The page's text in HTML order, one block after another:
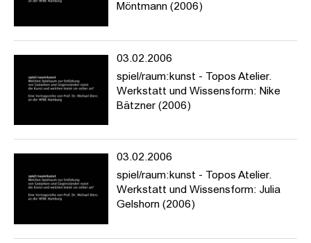
Möntmann (2006)
03.02.2006
spiel/raum:kunst - Topos Atelier.
Werkstatt und Wissensform: Nike
Bätzner (2006)
03.02.2006
spiel/raum:kunst - Topos Atelier.
Werkstatt und Wissensform: Julia
Gelshorn (2006)